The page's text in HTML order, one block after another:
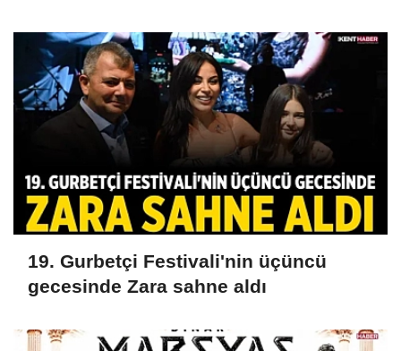
19. Gurbetçi Festivali'nin üçüncü
gecesinde Zara sahne aldı